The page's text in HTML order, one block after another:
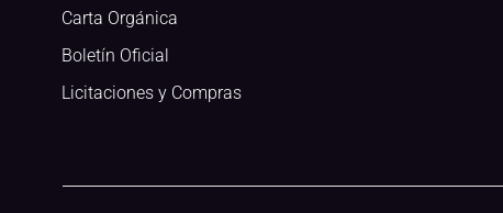
Carta Orgánica
Boletín Oficial
Licitaciones y Compras